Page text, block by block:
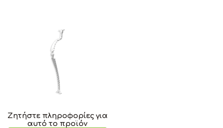
Ζητήστε πληροφορίες για
αυτό το προϊόν